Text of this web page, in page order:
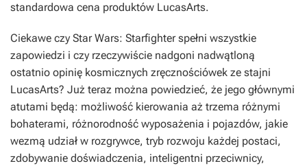
standardowa cena produktów LucasArts.
Ciekawe czy Star Wars: Starfighter spełni wszystkie
zapowiedzi i czy rzeczywiście nadgoni nadwątloną
ostatnio opinię kosmicznych zręcznościówek ze stajni
LucasArts? Już teraz można powiedzieć, że jego głównymi
atutami będą: możliwość kierowania aż trzema różnymi
bohaterami, różnorodność wyposażenia i pojazdów, jakie
wezmą udział w rozgrywce, tryb rozwoju każdej postaci,
zdobywanie doświadczenia, inteligentni przeciwnicy,